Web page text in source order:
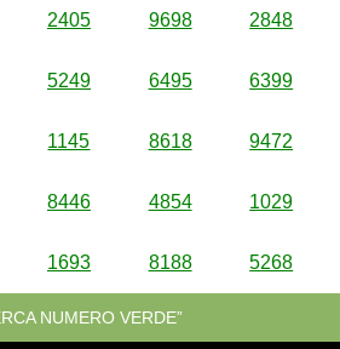
2405 9698 2848
5249 6495 6399
1145 8618 9472
8446 4854 1029
1693 8188 5268
NUMERO VERDE”